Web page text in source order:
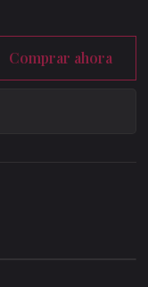
Comprar ahora